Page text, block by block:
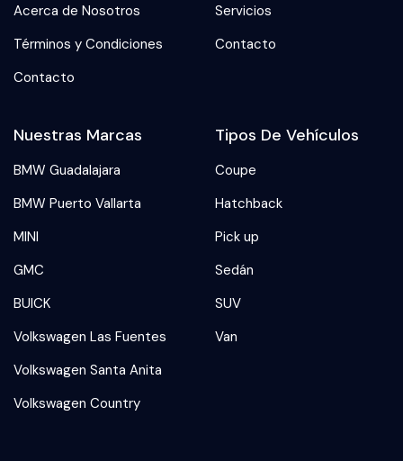
Acerca de Nosotros
Términos y Condiciones
Contacto
Servicios
Contacto
Nuestras Marcas
BMW Guadalajara
BMW Puerto Vallarta
MINI
GMC
BUICK
Volkswagen Las Fuentes
Volkswagen Santa Anita
Volkswagen Country
Tipos De Vehículos
Coupe
Hatchback
Pick up
Sedán
SUV
Van